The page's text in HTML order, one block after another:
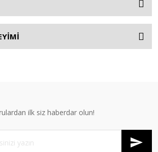
ilk siz haberdar olun!